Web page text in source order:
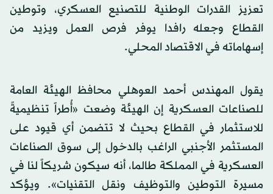
تعزيز القدرات الوطنية للتصنيع العسكري، وتوطين
القطاع وجعله رافدا يوفر فرص العمل ويزيد من
إسهاماته في الاقتصاد المحلي.
يقول المهندس أحمد العوهلي محافظ الهيئة العامة
للصناعات العسكرية إن الهيئة وضعت «أُطراً تنظيميةً
للاستثمار في القطاع بحيث لا تتضمن أي قيود على
المستثمر الأجنبي الراغب بالدخول إلى سوق الصناعات
العسكرية في المملكة طالما، أنه سيكون شريكاً لنا في
مسيرة التوطين والتوظيف ونقل التقنيات». ويؤكد